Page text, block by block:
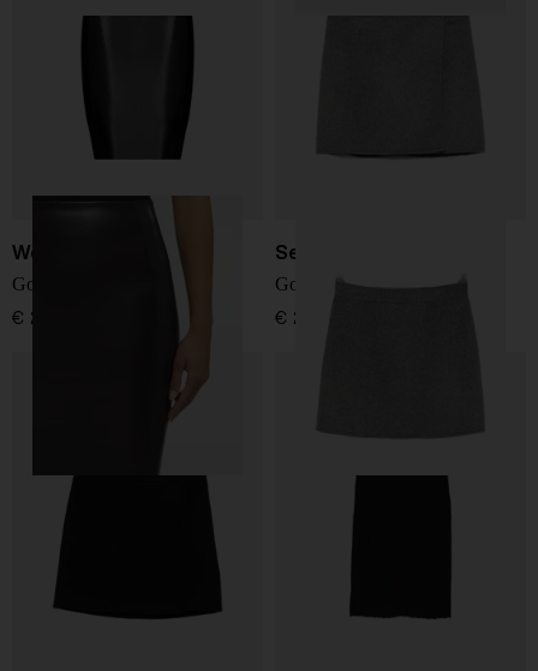
Wolford
Gonna midi Jenna
€ 220,00
Semicouture
Gonna in lana di giugno
€ 250,00